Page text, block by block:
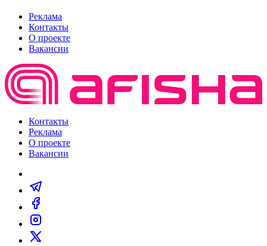
Реклама
Контакты
О проекте
Вакансии
Контакты
Реклама
О проекте
Вакансии